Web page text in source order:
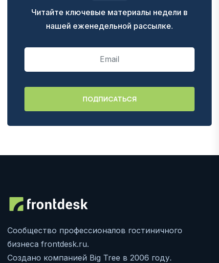
Читайте ключевые материалы недели в
нашей еженедельной рассылке.
Сообщество профессионалов гостиничного
бизнеса frontdesk.ru.
Создано компанией Big Tree в 2006 году.